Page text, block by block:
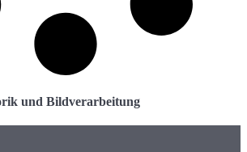
und Bildverarbeitung